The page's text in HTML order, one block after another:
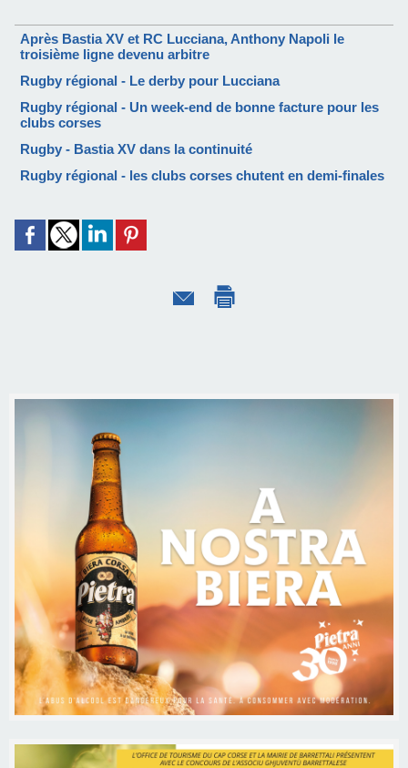
Après Bastia XV et RC Lucciana, Anthony Napoli le
troisième ligne devenu arbitre
Rugby régional - Le derby pour Lucciana
Rugby régional - Un week-end de bonne facture pour les
clubs corses
Rugby - Bastia XV dans la continuité
Rugby régional - les clubs corses chutent en demi-finales